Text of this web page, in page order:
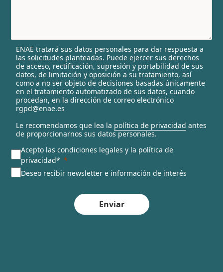
l
e
c
t
e
d
ENAE tratará sus datos personales para dar respuesta a
las solicitudes planteadas. Puede ejercer sus derechos
de acceso, rectificación, supresión y portabilidad de sus
datos, de limitación y oposición a su tratamiento, así
como a no ser objeto de decisiones basadas únicamente
en el tratamiento automatizado de sus datos, cuando
procedan, en la dirección de correo electrónico
rgpd@enae.es
Le recomendamos que lea la política de privacidad antes
de proporcionarnos sus datos personales.
Acepto las condiciones legales y la política de
privacidad*
Deseo recibir newsletter e información de interés
Enviar